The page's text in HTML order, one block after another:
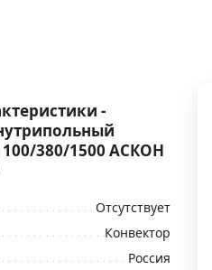
-
380/1500 АСКОН
Отсутствует
Конвектор
Россия